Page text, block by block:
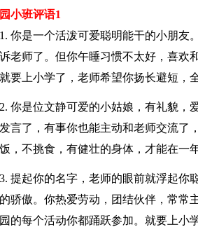
小班评语1
1. 你是一个活泼可爱聪明能干的小朋友
老师了。但你午睡习惯不太好，喜欢
要上小学了，老师希望你扬长避短，
2. 你是位文静可爱的小姑娘，有礼貌，
言了，有事你也能主动和老师交流了
，不挑食，有健壮的身体，才能在一
3. 提起你的名字，老师的眼前就浮起你
骄傲。你热爱劳动，团结伙伴，常常
的每个活动你都踊跃参加。就要上小